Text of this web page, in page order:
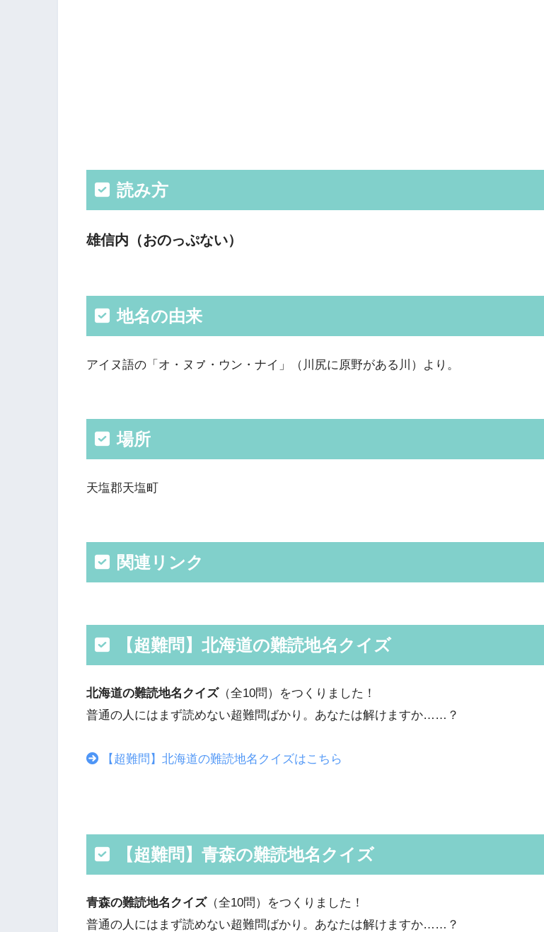
読み方
雄信内（おのっぷない）
地名の由来
アイヌ語の「オ・ヌㇷ゚・ウン・ナイ」（川尻に原野がある川）より。
場所
天塩郡天塩町
関連リンク
【超難問】北海道の難読地名クイズ
北海道の難読地名クイズ（全10問）をつくりました！
普通の人にはまず読めない超難問ばかり。あなたは解けますか……？
【超難問】北海道の難読地名クイズはこちら
【超難問】青森の難読地名クイズ
青森の難読地名クイズ（全10問）をつくりました！
普通の人にはまず読めない超難問ばかり。あなたは解けますか……？